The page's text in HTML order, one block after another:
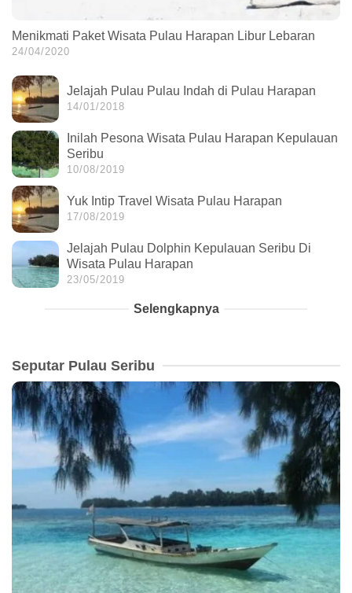
Menikmati Paket Wisata Pulau Harapan Libur Lebaran
24/04/2020
Jelajah Pulau Pulau Indah di Pulau Harapan
14/01/2018
Inilah Pesona Wisata Pulau Harapan Kepulauan
Seribu
10/08/2019
Yuk Intip Travel Wisata Pulau Harapan
17/08/2019
Jelajah Pulau Dolphin Kepulauan Seribu Di
Wisata Pulau Harapan
23/05/2019
Selengkapnya
Seputar Pulau Seribu